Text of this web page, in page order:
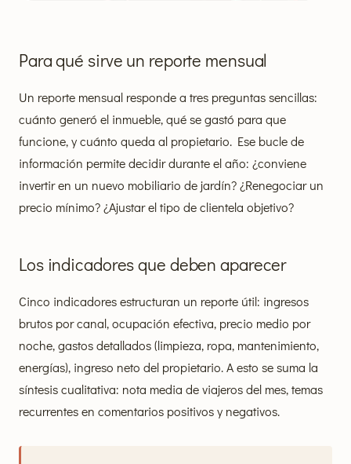
Para qué sirve un reporte mensual
Un reporte mensual responde a tres preguntas sencillas:
cuánto generó el inmueble, qué se gastó para que
funcione, y cuánto queda al propietario. Ese bucle de
información permite decidir durante el año: ¿conviene
invertir en un nuevo mobiliario de jardín? ¿Renegociar un
precio mínimo? ¿Ajustar el tipo de clientela objetivo?
Los indicadores que deben aparecer
Cinco indicadores estructuran un reporte útil: ingresos
brutos por canal, ocupación efectiva, precio medio por
noche, gastos detallados (limpieza, ropa, mantenimiento,
energías), ingreso neto del propietario. A esto se suma la
síntesis cualitativa: nota media de viajeros del mes, temas
recurrentes en comentarios positivos y negativos.